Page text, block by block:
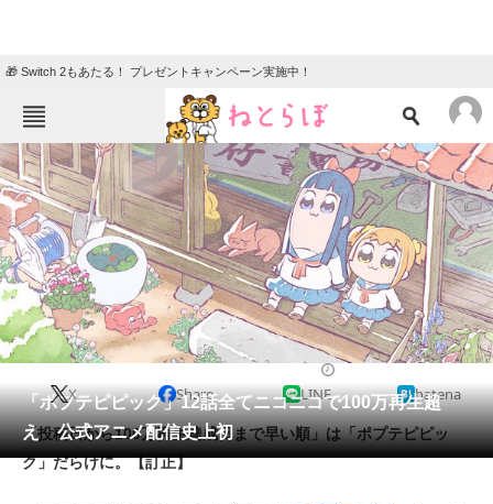
🎁 Switch 2もあたる！ プレゼントキャンペーン実施中！
ねとらぼメニュー
TOP ニュース
エンタメ クイズ
グルメ 地域
住まい 教育・育児
動物
会員記事
メディア
「ポプテピピック」12話全てニコニコで100万再生超
え 公式アニメ配信史上初
X Share LINE hatena
「投稿日から100万再生達成日まで早い順」は「ポプテピピッ
ク」だらけに。【訂正】